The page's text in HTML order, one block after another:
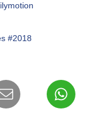
#2018